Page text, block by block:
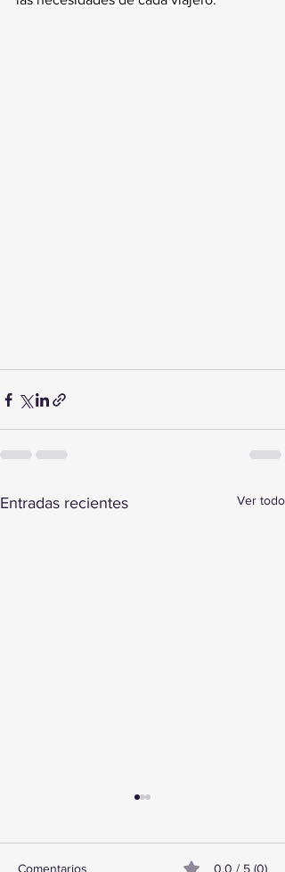
Entradas recientes Ver todo
Comentarios 0.0 / 5 (0)